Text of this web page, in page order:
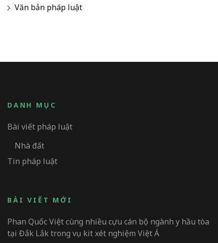
Văn bản pháp luật
DANH MỤC
Bài viết pháp luật
Nhà đất
Tin pháp luật
BÀI VIẾT MỚI
Phan Quốc Việt cùng nhiều cựu cán bộ ngành y hầu tòa
tại Đắk Lắk trong vụ kit xét nghiệm Việt Á